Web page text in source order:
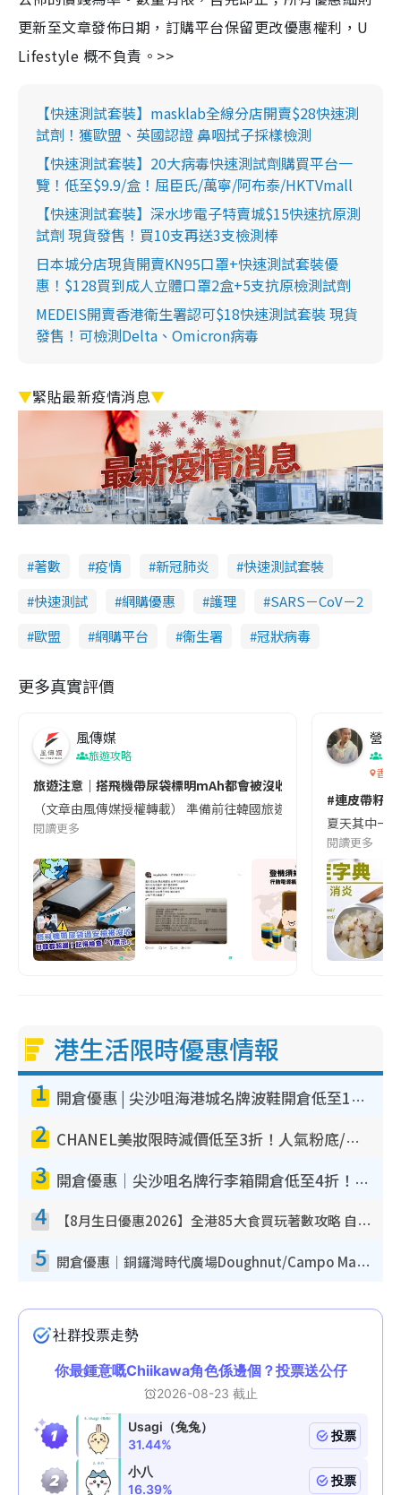
更新至文章發佈日期，訂購平台保留更改優惠權利，U
Lifestyle 概不負責。>>
【快速測試套裝】masklab全線分店開賣$28快速測
試劑！獲歐盟、英國認證 鼻咽拭子採樣檢測
【快速測試套裝】20大病毒快速測試劑購買平台一
覽！低至$9.9/盒！屈臣氏/萬寧/阿布泰/HKTVmall
【快速測試套裝】深水埗電子特賣城$15快速抗原測
試劑 現貨發售！買10支再送3支檢測棒
日本城分店現貨開賣KN95口罩+快速測試套裝優
惠！$128買到成人立體口罩2盒+5支抗原檢測試劑
MEDEIS開賣香港衛生署認可$18快速測試套裝 現貨
發售！可檢測Delta、Omicron病毒
▼緊貼最新疫情消息▼
著數 疫情 新冠肺炎
快速測試套裝
快速測試
網購優惠 護理
SARS－CoV－2
歐盟
網購平台 衞生署 冠狀病毒
更多真實評價
風傳媒
旅遊攻略
旅遊注意｜搭飛機帶尿袋標明mAh都會被沒收😱出發前切記檢查
（文章由風傳媒授權轉載） 準備前往韓國旅遊的民眾，近期要
閱讀更多
營養
香港
#連皮帶籽
夏天其中一
閱讀更多
港生活限時優惠情報
1 開倉優惠 | 尖沙咀海港城名牌波鞋開倉低至1折！On鞋$899起／Joy&Peace鞋履$98起
2 CHANEL美妝限時減價低至3折！人氣粉底/唇膏/精華液低至$275！COCO香水都有平
3 開倉優惠｜尖沙咀名牌行李箱開倉低至4折！一連5日 American Tourister/ace./Hallmark $200起！
4 【8月生日優惠2026】全港85大食買玩著數攻略 自助餐/火鍋放題同行免費＋誠品/DONKI送現金券
5 開倉優惠｜銅鑼灣時代廣場Doughnut/Campo Marzio開倉低至1折！背囊、書包、手袋劈價$200起